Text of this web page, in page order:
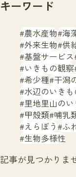
文字サイズ
生物多様性ふ
キーワード
農水産物 海
外来生物 供
基盤サービス
いきもの観察
希少種 干潟
水辺のいき
里地里山の
甲殻類 哺乳
えらぼう ふ
生物多様性
記事が見つかりま